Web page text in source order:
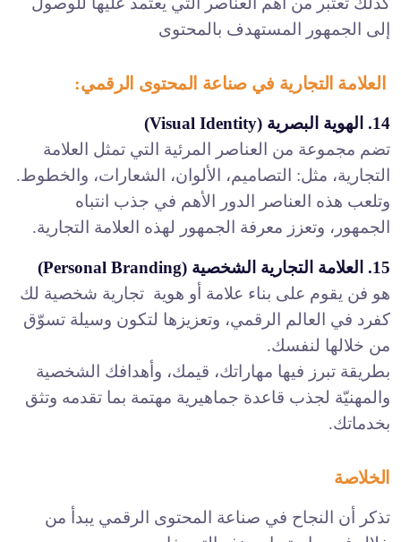
إلى الجمهور المستهدف بالمحتوى
العلامة التجارية في صناعة المحتوى الرقمي:
14. الهوية البصرية (Visual Identity)
تضم مجموعة من العناصر المرئية التي تمثل العلامة
التجارية، مثل: التصاميم، الألوان، الشعارات، والخطوط.
وتلعب هذه العناصر الدور الأهم في جذب انتباه
الجمهور، وتعزز معرفة الجمهور لهذه العلامة التجارية.
15. العلامة التجارية الشخصية (Personal Branding)
هو فن يقوم على بناء علامة أو هوية تجارية شخصية لك
كفرد في العالم الرقمي، وتعزيزها لتكون وسيلة تسوّق
من خلالها لنفسك.
بطريقة تبرز فيها مهاراتك، قيمك، وأهدافك الشخصية
والمهنيّة لجذب قاعدة جماهيرية مهتمة بما تقدمه وتثق
بخدماتك.
الخلاصة
تذكر أن النجاح في صناعة المحتوى الرقمي يبدأ من